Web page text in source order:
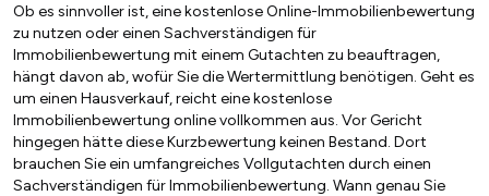
Ob es sinnvoller ist, eine kostenlose Online-Immobilienbewertung
zu nutzen oder einen Sachverständigen für
Immobilienbewertung mit einem Gutachten zu beauftragen,
hängt davon ab, wofür Sie die Wertermittlung benötigen. Geht es
um einen Hausverkauf, reicht eine kostenlose
Immobilienbewertung online vollkommen aus. Vor Gericht
hingegen hätte diese Kurzbewertung keinen Bestand. Dort
brauchen Sie ein umfangreiches Vollgutachten durch einen
Sachverständigen für Immobilienbewertung. Wann genau Sie